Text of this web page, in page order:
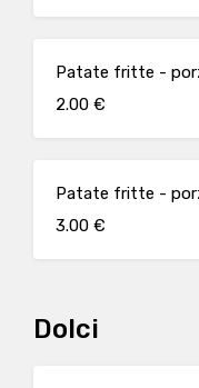
Patate fritte -
2.00 €
Patate fritte -
3.00 €
Dolci